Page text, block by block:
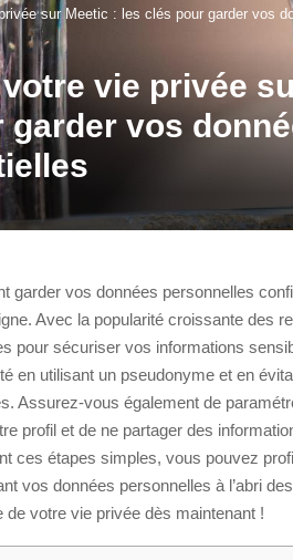
sur Meetic : les clés pour garder vos
vie privée
garder vos
garder vos données personnelles
Avec la popularité croissante des
pour sécuriser vos informations
en utilisant un pseudonyme et en
Assurez-vous également de
profil et de ne partager des
ces étapes simples, vous pouvez
vos données personnelles à l’abri
de votre vie privée dès maintenant !